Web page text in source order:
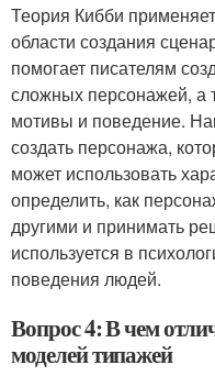
Теория Кибби
области создания
помогает писателям
сложных персонажей, а
мотивы и поведение.
создать персонажа,
может использовать
определить, как
другими и принимать
используется в
поведения людей.
Вопрос 4: В чем
моделей типажей